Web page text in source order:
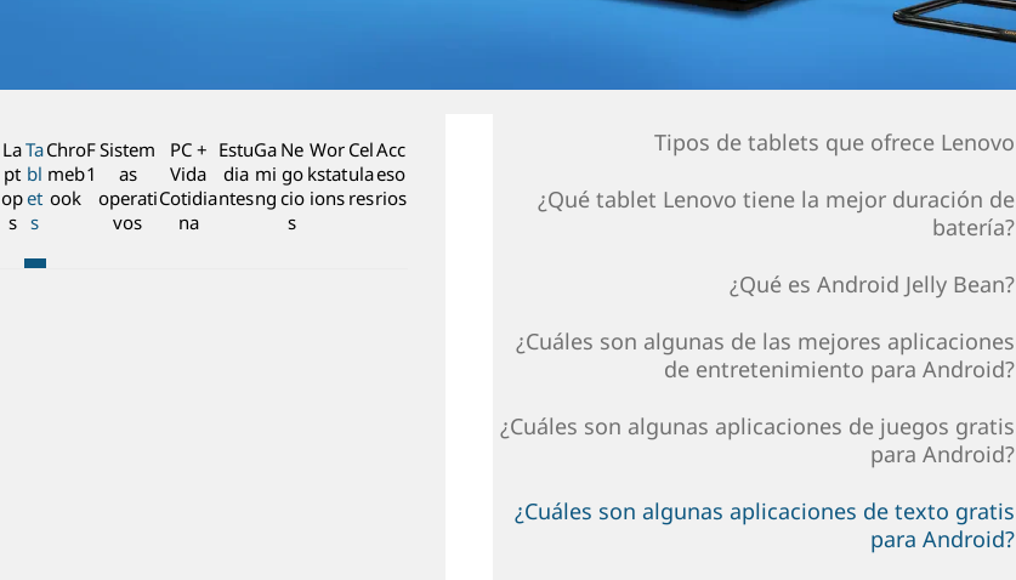
l
La
pt
op
s
Ta
bl
et
s
Chro
meb
ook
F
1
Sistem
as
operati
vos
PC +
Vida
Cotidia
na
Estu
dia
ntes
Ga
mi
ng
Ne
go
cio
s
Wor
kstat
ions
Cel
ula
res
Acc
eso
rios
Tipos de tablets que ofrece Lenovo
¿Qué tablet Lenovo tiene la mejor duración de
batería?
¿Qué es Android Jelly Bean?
¿Cuáles son algunas de las mejores aplicaciones
de entretenimiento para Android?
¿Cuáles son algunas aplicaciones de juegos gratis
para Android?
¿Cuáles son algunas aplicaciones de texto gratis
para Android?